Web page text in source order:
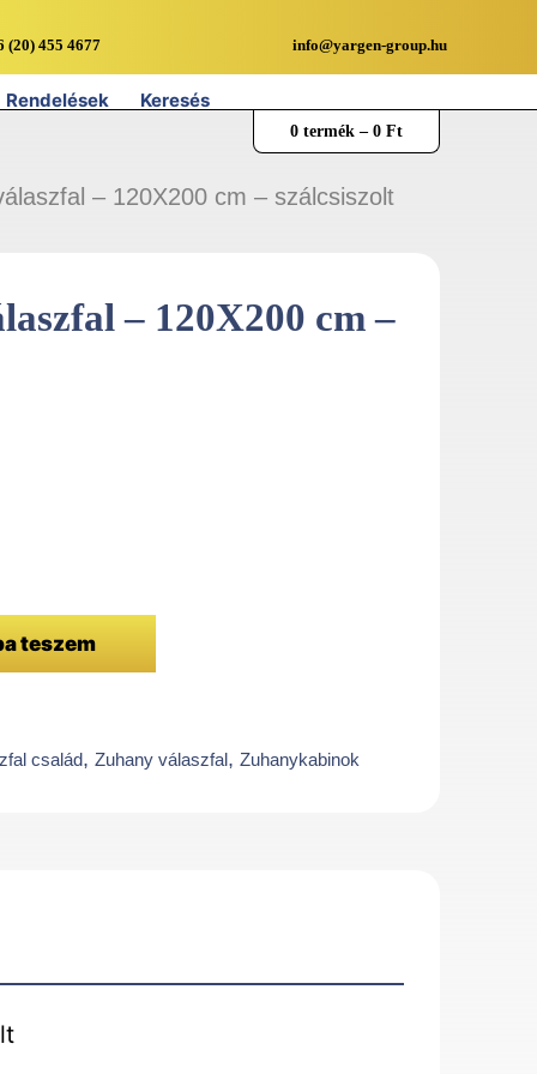
(20) 455 4677 info@yargen-group.hu
Rendelések Keresés
0 termék –0Ft
– 120X200 cm – szálcsiszolt
– 120X200 cm –
teszem
család,Zuhany válaszfal,Zuhanykabinok